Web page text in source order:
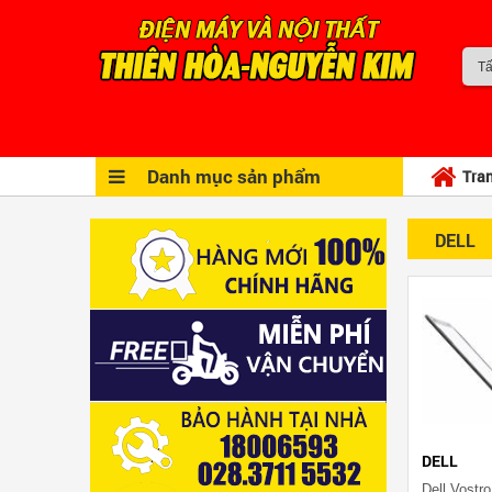
Danh mục sản phẩm
DELL
DELL